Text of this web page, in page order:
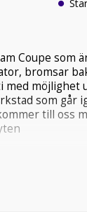
Coupe som
bromsar
med möjlighet
som går
till oss
MÅNADER